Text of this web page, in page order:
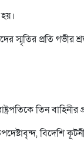
স্মৃতির প্রতি গভীর
তিন বাহিনীর
বিদেশি